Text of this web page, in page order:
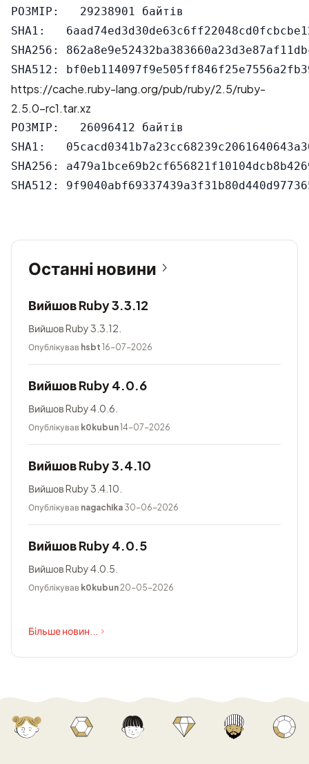
РОЗМІР:   29238901 байтів
SHA1:
SHA256:
https://cache.ruby-lang.org/pub/ruby/2.5/ruby-
2.5.0-rc1.tar.xz
РОЗМІР:   26096412 байтів
SHA1:
SHA256:
Останні новини
Вийшов Ruby 3.3.12
Вийшов Ruby 3.3.12.
Опублікував hsbt 16-07-2026
Вийшов Ruby 4.0.6
Вийшов Ruby 4.0.6.
Опублікував k0kubun14-07-2026
Вийшов Ruby 3.4.10
Вийшов Ruby 3.4.10.
Опублікував nagachika 30-06-2026
Вийшов Ruby 4.0.5
Вийшов Ruby 4.0.5.
Опублікував k0kubun20-05-2026
Більше новин...